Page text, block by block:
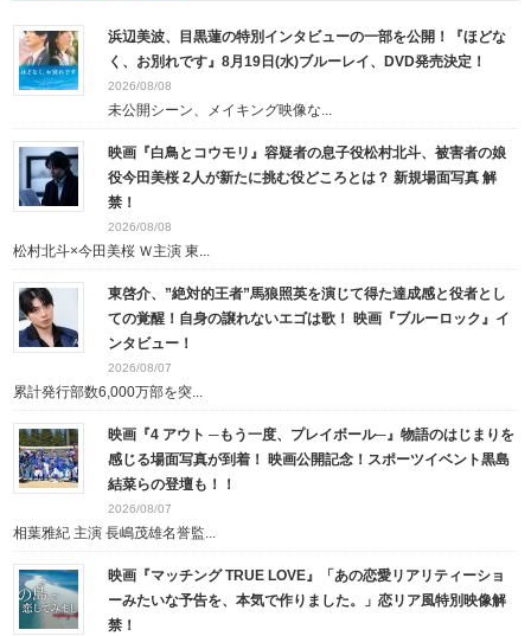
浜辺美波、目黒蓮の特別インタビューの一部を公開！『ほどな
く、お別れです』8月19日(水)ブルーレイ、DVD発売決定！
2026/08/08
未公開シーン、メイキング映像な...
映画『白鳥とコウモリ』容疑者の息子役松村北斗、被害者の娘
役今田美桜 2人が新たに挑む役どころとは？ 新規場面写真 解
禁！
2026/08/08
松村北斗×今田美桜 Ｗ主演 東...
東啓介、”絶対的王者”馬狼照英を演じて得た達成感と役者とし
ての覚醒！自身の譲れないエゴは歌！ 映画『ブルーロック』イ
ンタビュー！
2026/08/07
累計発行部数6,000万部を突...
映画『4 アウト ─もう一度、プレイボール─』物語のはじまりを
感じる場面写真が到着！ 映画公開記念！スポーツイベント黒島
結菜らの登壇も！！
2026/08/07
相葉雅紀 主演 長嶋茂雄名誉監...
映画『マッチング TRUE LOVE』「あの恋愛リアリティーショ
ーみたいな予告を、本気で作りました。」恋リア風特別映像解
禁！